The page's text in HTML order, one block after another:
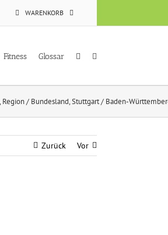
WARENKORB
Fitness Glossar
Region / Bundesland Stuttgart / Baden-
Zurück Vor